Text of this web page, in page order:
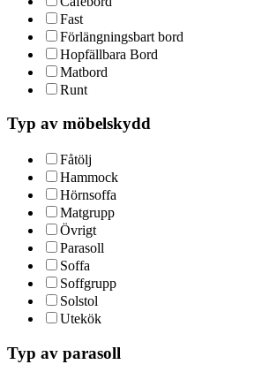
Fast
Förlängningsbart bord
Hopfällbara Bord
Matbord
Runt
Typ av möbelskydd
Fåtölj
Hammock
Hörnsoffa
Matgrupp
Övrigt
Parasoll
Soffa
Soffgrupp
Solstol
Utekök
Typ av parasoll